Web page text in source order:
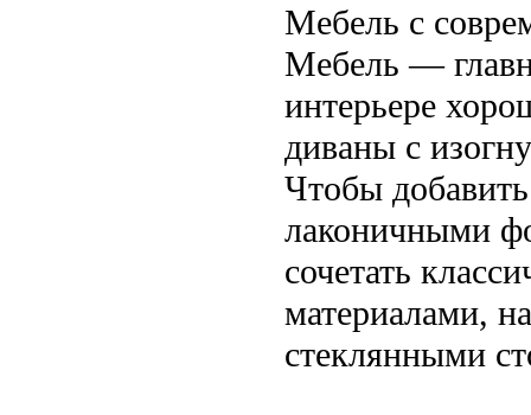
Мебель с
Мебель —
интерьере
диваны с
Чтобы
лаконичными
сочетать
материалами,
стеклянными